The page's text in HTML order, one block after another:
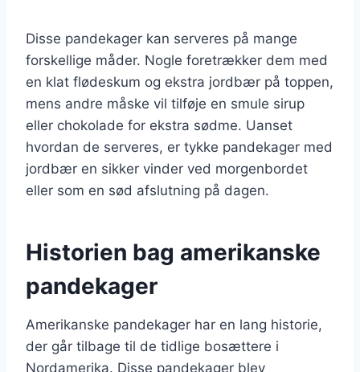
Disse pandekager kan serveres på mange
forskellige måder. Nogle foretrækker dem med
en klat flødeskum og ekstra jordbær på toppen,
mens andre måske vil tilføje en smule sirup
eller chokolade for ekstra sødme. Uanset
hvordan de serveres, er tykke pandekager med
jordbær en sikker vinder ved morgenbordet
eller som en sød afslutning på dagen.
Historien bag amerikanske
pandekager
Amerikanske pandekager har en lang historie,
der går tilbage til de tidlige bosættere i
Nordamerika. Disse pandekager blev